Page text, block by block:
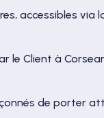
accessibles
le Client à
de porter